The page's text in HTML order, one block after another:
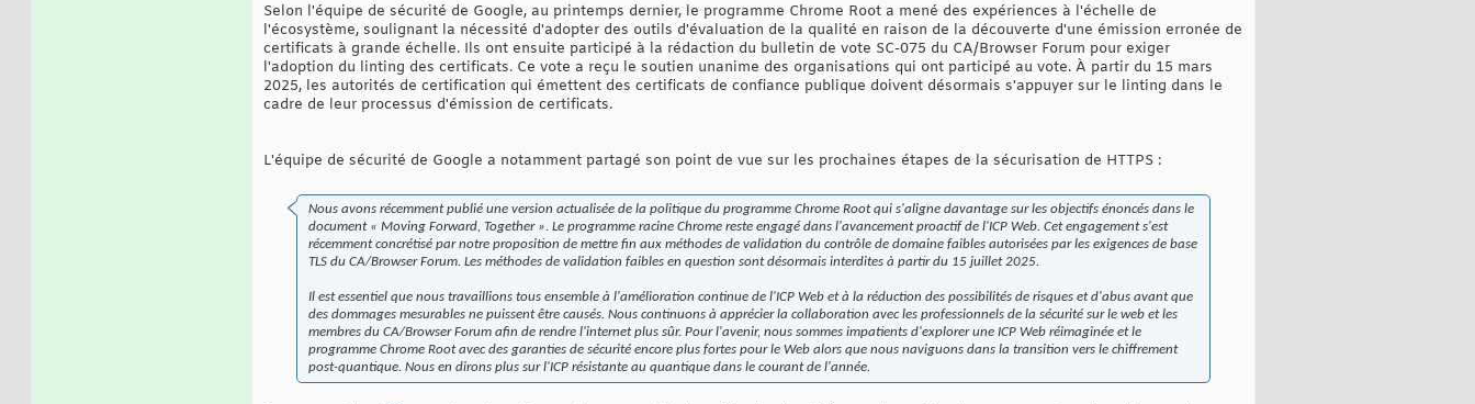
Selon l'équipe de sécurité de Google, au printemps dernier, le programme Chrome Root a mené des expériences à l'échelle de
l'écosystème, soulignant la nécessité d'adopter des outils d'évaluation de la qualité en raison de la découverte d'une émission erronée de
certificats à grande échelle. Ils ont ensuite participé à la rédaction du bulletin de vote SC-075 du CA/Browser Forum pour exiger
l'adoption du linting des certificats. Ce vote a reçu le soutien unanime des organisations qui ont participé au vote. À partir du 15 mars
2025, les autorités de certification qui émettent des certificats de confiance publique doivent désormais s'appuyer sur le linting dans le
cadre de leur processus d'émission de certificats.
L'équipe de sécurité de Google a notamment partagé son point de vue sur les prochaines étapes de la sécurisation de HTTPS :
Nous avons récemment publié une version actualisée de la politique du programme Chrome Root qui s'aligne davantage sur les objectifs énoncés dans le
document « Moving Forward, Together ». Le programme racine Chrome reste engagé dans l'avancement proactif de l'ICP Web. Cet engagement s'est
récemment concrétisé par notre proposition de mettre fin aux méthodes de validation du contrôle de domaine faibles autorisées par les exigences de base
TLS du CA/Browser Forum. Les méthodes de validation faibles en question sont désormais interdites à partir du 15 juillet 2025.
Il est essentiel que nous travaillions tous ensemble à l'amélioration continue de l'ICP Web et à la réduction des possibilités de risques et d'abus avant que
des dommages mesurables ne puissent être causés. Nous continuons à apprécier la collaboration avec les professionnels de la sécurité sur le web et les
membres du CA/Browser Forum afin de rendre l'internet plus sûr. Pour l'avenir, nous sommes impatients d'explorer une ICP Web réimaginée et le
programme Chrome Root avec des garanties de sécurité encore plus fortes pour le Web alors que nous naviguons dans la transition vers le chiffrement
post-quantique. Nous en dirons plus sur l'ICP résistante au quantique dans le courant de l'année.